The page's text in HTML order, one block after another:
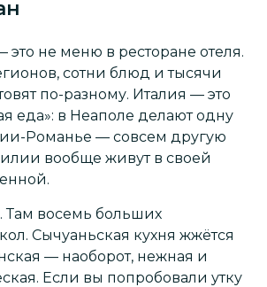
это не меню в ресторане отеля.
сотни блюд и тысячи
по-разному. Италия — это
еда»: в Неаполе делают одну
Романье — совсем другую
вообще живут в своей
Там восемь больших
Сычуаньская кухня жжётся
— наоборот, нежная и
Если вы попробовали утку